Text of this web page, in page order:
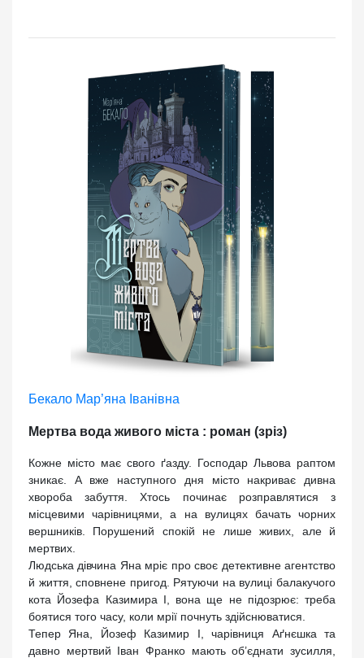
Бекало Мар’яна Іванівна
Мертва вода живого міста : роман (зріз)
Кожне місто має свого ґазду. Господар Львова раптом
зникає. А вже наступного дня місто накриває дивна
хвороба забуття. Хтось починає розправлятися з
місцевими чарівницями, а на вулицях бачать чорних
вершників. Порушений спокій не лише живих, але й
мертвих.
Людська дівчина Яна мріє про своє детективне агентство
й життя, сповнене пригод. Рятуючи на вулиці балакучого
кота Йозефа Казимира І, вона ще не підозрює: треба
боятися того часу, коли мрії почнуть здійснюватися.
Тепер Яна, Йозеф Казимир І, чарівниця Аґнєшка та
давно мертвий Іван Франко мають об’єднати зусилля,